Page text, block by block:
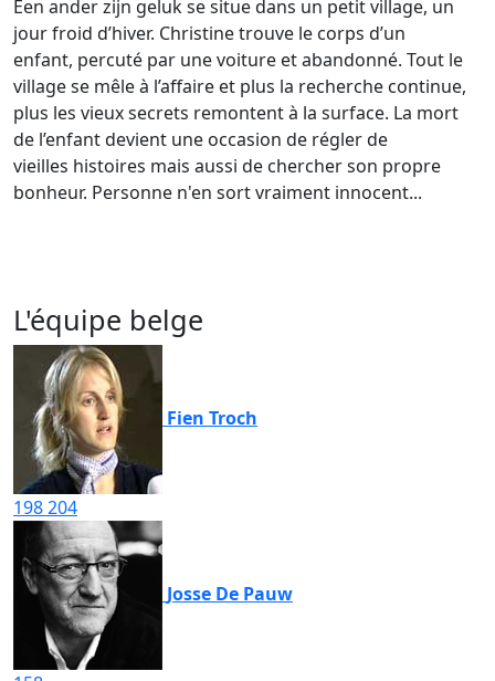
Een ander zijn geluk se situe dans un petit village, un
jour froid d’hiver. Christine trouve le corps d’un
enfant, percuté par une voiture et abandonné. Tout le
village se mêle à l’affaire et plus la recherche continue,
plus les vieux secrets remontent à la surface. La mort
de l’enfant devient une occasion de régler de
vieilles histoires mais aussi de chercher son propre
bonheur. Personne n'en sort vraiment innocent...
L'équipe belge
Fien Troch
198204
Josse De Pauw